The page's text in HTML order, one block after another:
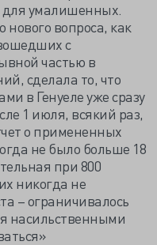
для умалишенных.
нового вопроса, как
с
частью в
сделала то, что
в Генуеле уже сразу
1 июля, всякий раз,
о примененных
не было больше 18
при 800
никогда не
– ограничивалось
насильственными